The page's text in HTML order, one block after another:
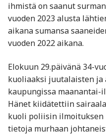
ihmistä on saanut
vuoden 2023 alusta
aikana sumansa
vuoden 2022 aikana.
Elokuun 29.päivänä 34-
kuoliaaksi juutalaisten ja
kaupungissa maanantai-
Hänet kiidätettiin
kuoli poliisin ilmoituksen
tietoja murhaan